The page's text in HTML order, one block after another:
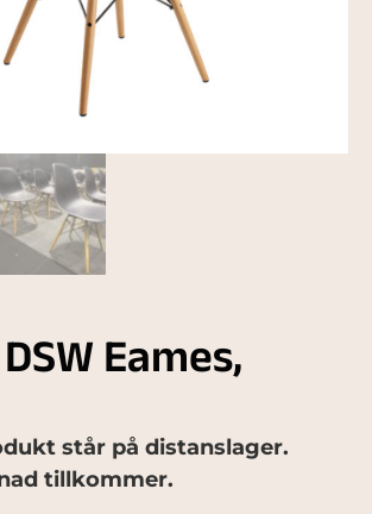
Eames,
står på distanslager.
tillkommer.